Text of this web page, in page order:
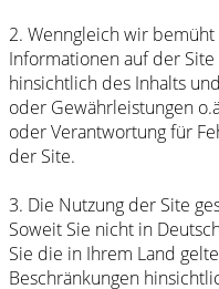
2. Wenngleich wir
Informationen auf der
hinsichtlich des Inhalts
oder Gewährleistungen
oder Verantwortung für
der Site.
3. Die Nutzung der Site
Soweit Sie nicht in
Sie die in Ihrem Land
Beschränkungen